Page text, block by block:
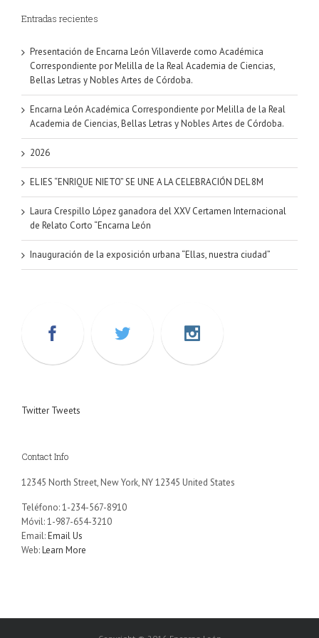
Entradas recientes
Presentación de Encarna León Villaverde como Académica
Correspondiente por Melilla de la Real Academia de Ciencias,
Bellas Letras y Nobles Artes de Córdoba.
Encarna León Académica Correspondiente por Melilla de la Real
Academia de Ciencias, Bellas Letras y Nobles Artes de Córdoba.
2026
EL IES “ENRIQUE NIETO” SE UNE A LA CELEBRACIÓN DEL 8M
Laura Crespillo López ganadora del XXV Certamen Internacional
de Relato Corto “Encarna León
Inauguración de la exposición urbana “Ellas, nuestra ciudad”
Twitter Tweets
Contact Info
12345 North Street, New York, NY 12345 United States
Teléfono: 1-234-567-8910
Móvil: 1-987-654-3210
Email:Email Us
Web:Learn More